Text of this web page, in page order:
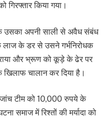
किया गया।
उसका अपनी साली से अवैध संबंध
लाज के डर से उसने गर्भनिरोधक
और भ्रूण को कूड़े के ढेर पर
चालान कर दिया है।
टीम को 10,000 रुपये के
समाज में रिश्तों की मर्यादा को